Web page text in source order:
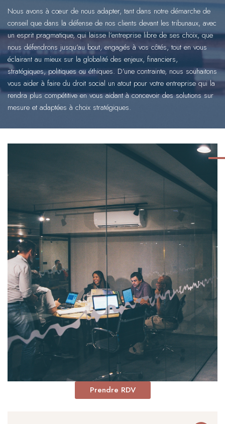
Nous avons à cœur de nous adapter, tant dans notre démarche de
conseil que dans la défense de nos clients devant les tribunaux, avec
un esprit pragmatique, qui laisse l’entreprise libre de ses choix, que
nous défendrons jusqu’au bout, engagés à vos côtés, tout en vous
éclairant au mieux sur la globalité des enjeux, financiers,
stratégiques, politiques ou éthiques. D’une contrainte, nous souhaitons
vous aider à faire du droit social un atout pour votre entreprise qui la
rendra plus compétitive en vous aidant à concevoir des solutions sur
mesure et adaptées à choix stratégiques.
Prendre RDV